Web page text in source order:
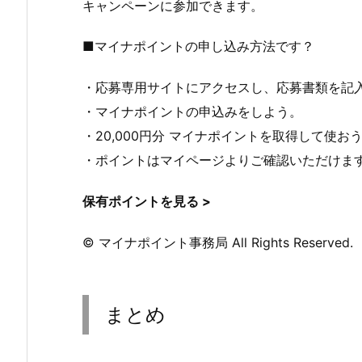
キャンペーンに参加できます。
■マイナポイントの申し込み方法です？
・応募専用サイトにアクセスし、応募書類を記
・マイナポイントの申込みをしよう。
・20,000円分 マイナポイントを取得して使おう
・ポイントはマイページよりご確認いただけま
保有ポイントを見る >
© マイナポイント事務局 All Rights Reserved.
まとめ